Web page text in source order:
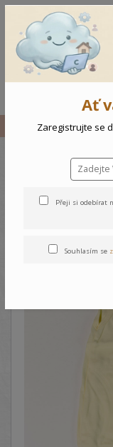
Vše Kojenecké
Ať
Zaregistrujte se
Přeji si odebírat
Souhlasím se